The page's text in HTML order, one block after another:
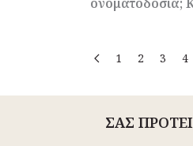
1 2 3 4
ΣΑΣ